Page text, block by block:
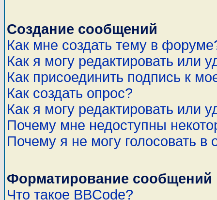
Создание сообщений
Как мне создать тему в
Как я могу редактировать или
Как присоединить подпись к
Как создать опрос?
Как я могу редактировать или
Почему мне недоступны
Почему я не могу голосовать в
Форматирование
Что такое BBCode?